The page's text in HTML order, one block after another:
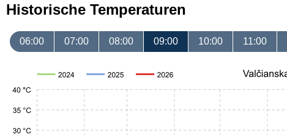
Historische Temperaturen
06:00 07:00 08:00 09:00 10:00 11:00